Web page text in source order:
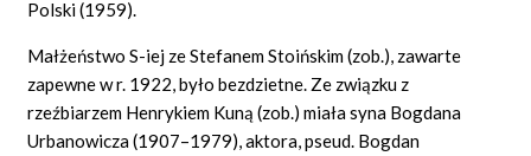
Polski (1959).
Małżeństwo S-iej ze Stefanem Stoińskim (zob.), zawarte
zapewne w r. 1922, było bezdzietne. Ze związku z
rzeźbiarzem Henrykiem Kuną (zob.) miała syna Bogdana
Urbanowicza (1907–1979), aktora, pseud. Bogdan